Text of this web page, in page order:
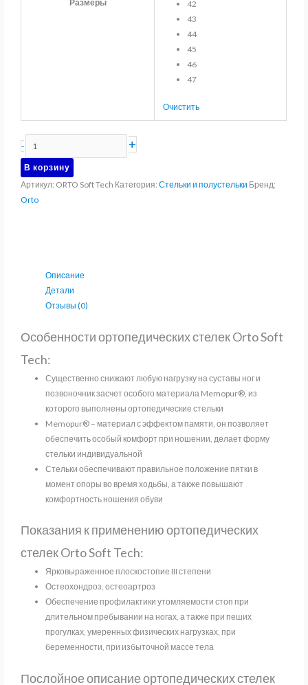
Размеры
42
43
44
45
46
47
Очистить
-
Бескаркасные
ортопедические
стельки
+
В корзину
Артикул: ORTO Soft Tech Категория:Стельки и полустельки Бренд:
Orto
Описание
Детали
Отзывы (0)
Особенности ортопедических стелек Orto Soft
Tech:
Существенно снижают любую нагрузку на суставы ног и
позвоночник засчет особого материала Memopur®, из
которого выполнены ортопедические стельки
Memopur® – материал с эффектом памяти, он позволяет
обеспечить особый комфорт при ношении, делает форму
стельки индивидуальной
Стельки обеспечивают правильное положение пятки в
момент опоры во время ходьбы, а также повышают
комфортность ношения обуви
Показания к применению ортопедических
стелек Orto Soft Tech:
Ярковыраженное плоскостопие III степени
Остеохондроз, остеоартроз
Обеспечение профилактики утомляемости стоп при
длительном пребывании на ногах, а также при пеших
прогулках, умеренных физических нагрузках, при
беременности, при избыточной массе тела
Послойное описание ортопедических стелек